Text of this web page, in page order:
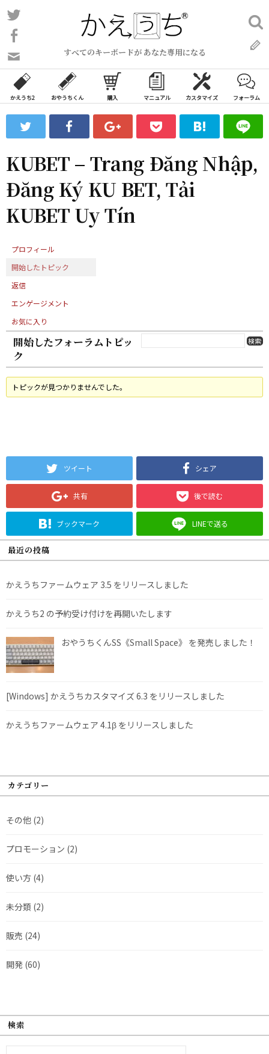
コ
ン
ン
ツ
ス
ッ
プ
すべてのキーボードが あなた専用になる
い
合
わ
フ
ォ
ム
検
索:
かえうち2 おやうちくん 購入 マニュアル カスタマイズ フォーラム
KUBET – Trang Đăng Nhập,
Đăng Ký KU BET, Tải
KUBET Uy Tín
プロフィール
開始したトピック
返信
エンゲージメント
お気に入り
開始したフォーラムトピッ
ク
トピックが見つかりませんでした。
ツイート シェア
共有 後で読む
ブックマーク LINEで送る
最近の投稿
かえうちファームウェア 3.5 をリリースしました
かえうち2 の予約受け付けを再開いたします
おやうちくんSS《Small Space》 を発売しました！
[Windows] かえうちカスタマイズ 6.3 をリリースしました
かえうちファームウェア 4.1β をリリースしました
カテゴリー
その他 (2)
プロモーション (2)
使い方 (4)
未分類 (2)
販売 (24)
開発 (60)
検索